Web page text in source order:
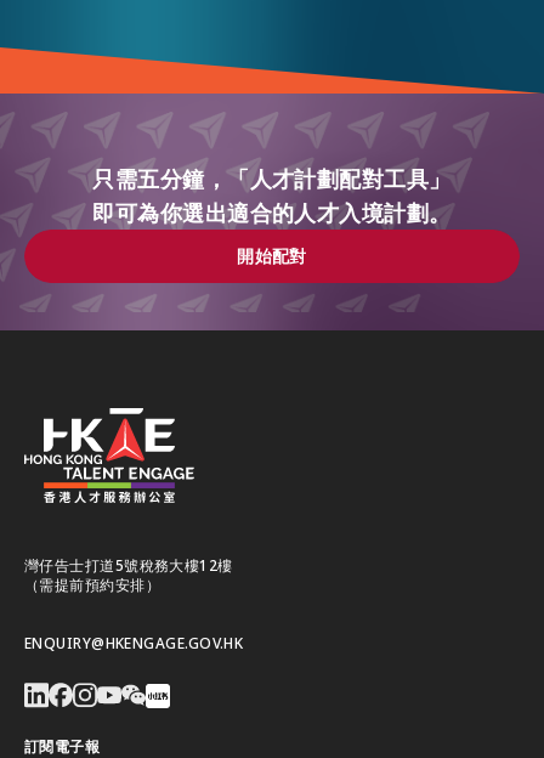
只需五分鐘，「人才計劃配對工具」
即可為你選出適合的人才入境計劃。
開始配對
開始配對
灣仔告士打道5號稅務大樓12樓
（需提前預約安排）
ENQUIRY@HKENGAGE.GOV.HK
訂閱電子報